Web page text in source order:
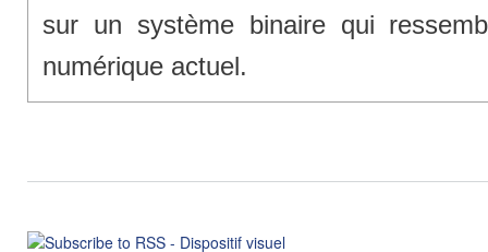
sur un système binaire qui
numérique actuel.